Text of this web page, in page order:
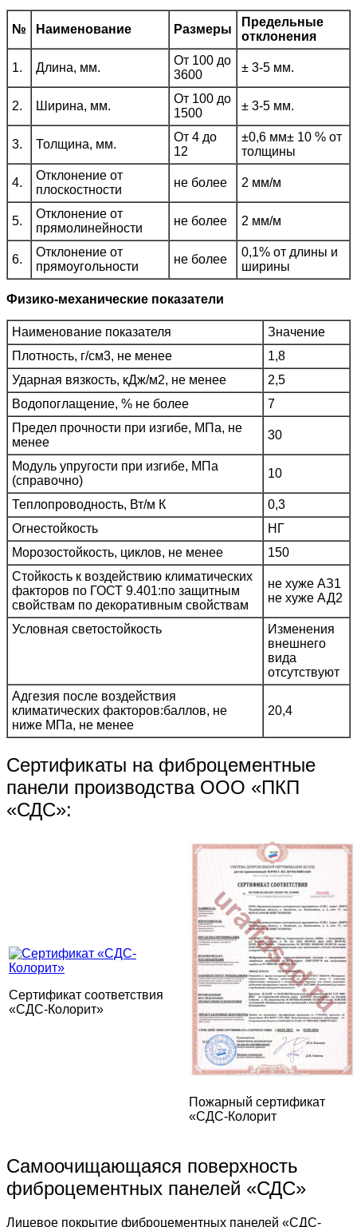
№ Наименование Размеры
Предельные
отклонения
1. Длина, мм.
От 100 до
3600
± 3-5 мм.
2. Ширина, мм.
От 100 до
1500
± 3-5 мм.
3. Толщина, мм.
От 4 до
12
±0,6 мм± 10 % от
толщины
4.
Отклонение от
плоскостности
не более 2 мм/м
5.
Отклонение от
прямолинейности
не более 2 мм/м
6.
Отклонение от
прямоугольности
не более
0,1% от длины и
ширины
Физико-механические показатели
Наименование показателя
Значение
Плотность, г/см3, не менее
1,8
Ударная вязкость, кДж/м2, не менее
2,5
Водопоглащение, % не более
7
Предел прочности при изгибе, МПа, не
менее
30
Модуль упругости при изгибе, МПа
(справочно)
10
Теплопроводность, Вт/м К
0,3
Огнестойкость
НГ
Морозостойкость, циклов, не менее
150
Стойкость к воздействию климатических
факторов по ГОСТ 9.401:по защитным
свойствам по декоративным свойствам
не хуже АЗ1
не хуже АД2
Условная светостойкость
Изменения
внешнего
вида
отсутствуют
Адгезия после воздействия
климатических факторов:баллов, не
ниже МПа, не менее
20,4
Сертификаты на фиброцементные
панели производства ООО «ПКП
«СДС»:
Сертификат соответствия
«СДС-Колорит»
Пожарный сертификат
«СДС-Колорит
Самоочищающаяся поверхность
фиброцементных панелей «СДС»
Лицевое покрытие фиброцементных панелей «СДС-